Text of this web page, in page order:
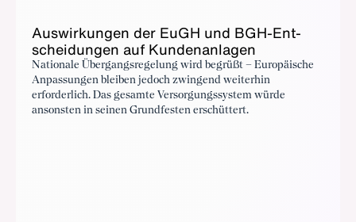
Aus­wir­kun­gen der Eu­GH und BGH-Ent­
schei­dun­gen auf Kun­den­an­la­gen
Nationale Übergangsregelung wird begrüßt – Europäische
Anpassungen bleiben jedoch zwingend weiterhin
erforderlich. Das gesamte Versorgungssystem würde
ansonsten in seinen Grundfesten erschüttert.